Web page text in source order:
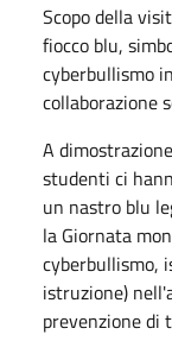
Scopo della
fiocco blu,
cyberbullismo
collaborazione
A
studenti ci
un nastro blu
la Giornata
cyberbullismo,
istruzione)
prevenzione di